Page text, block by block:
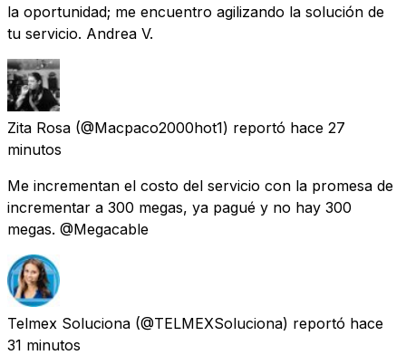
la oportunidad; me encuentro agilizando la solución de
tu servicio. Andrea V.
Zita Rosa (@Macpaco2000hot1) reportó hace 27
minutos
Me incrementan el costo del servicio con la promesa de
incrementar a 300 megas, ya pagué y no hay 300
megas. @Megacable
Telmex Soluciona (@TELMEXSoluciona) reportó hace
31 minutos